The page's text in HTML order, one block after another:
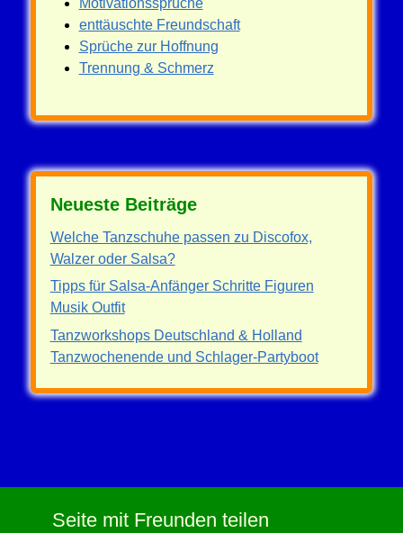
Motivationssprüche
enttäuschte Freundschaft
Sprüche zur Hoffnung
Trennung & Schmerz
Neueste Beiträge
Welche Tanzschuhe passen zu Discofox,
Walzer oder Salsa?
Tipps für Salsa-Anfänger Schritte Figuren
Musik Outfit
Tanzworkshops Deutschland & Holland
Tanzwochenende und Schlager-Partyboot
Seite mit Freunden teilen